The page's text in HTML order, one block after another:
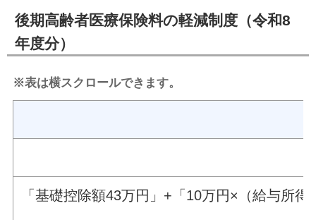
後期高齢者医療保険料の軽減制度（令和8
年度分）
※表は横スクロールできます。
「基礎控除額43万円」+「10万円×（給与所